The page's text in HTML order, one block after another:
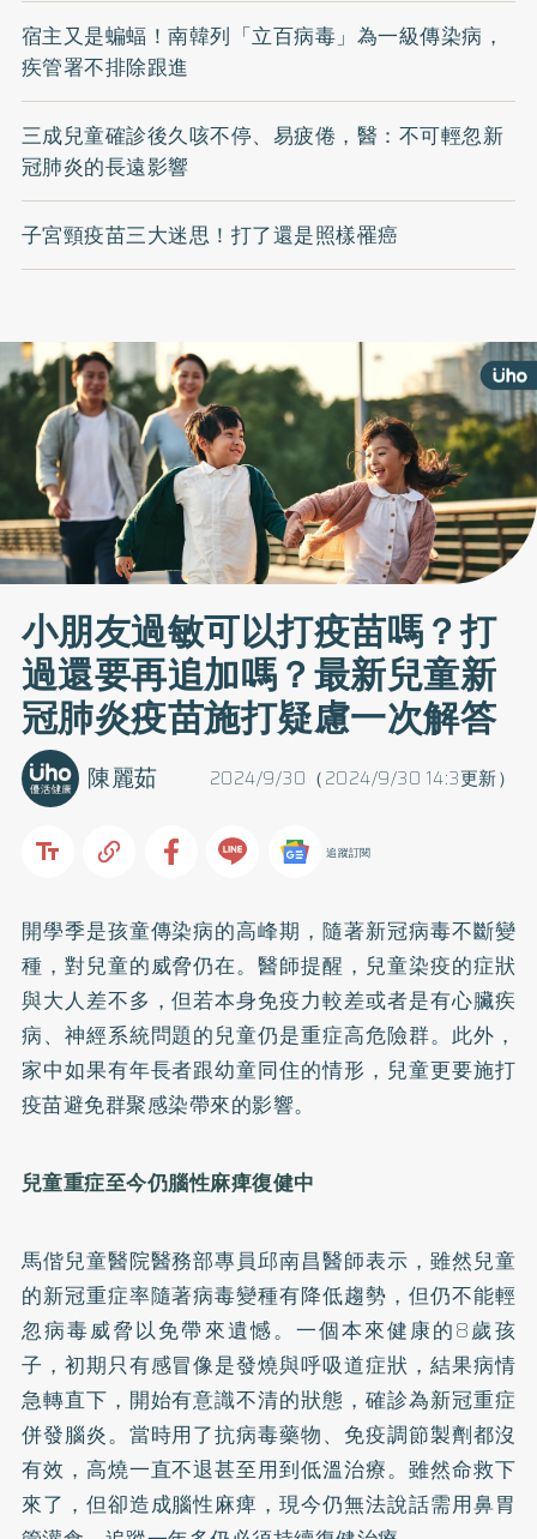
宿主又是蝙蝠！南韓列「立百病毒」為一級傳染病，
疾管署不排除跟進
三成兒童確診後久咳不停、易疲倦，醫：不可輕忽新
冠肺炎的長遠影響
子宮頸疫苗三大迷思！打了還是照樣罹癌
小朋友過敏可以打疫苗嗎？打
過還要再追加嗎？最新兒童新
冠肺炎疫苗施打疑慮一次解答
2024/9/30（2024/9/30 14:3更新）
陳麗茹
追蹤訂閱
開學季是孩童傳染病的高峰期，隨著新冠病毒不斷變
種，對兒童的威脅仍在。醫師提醒，兒童染疫的症狀
與大人差不多，但若本身免疫力較差或者是有心臟疾
病、神經系統問題的兒童仍是重症高危險群。此外，
家中如果有年長者跟幼童同住的情形，兒童更要施打
疫苗避免群聚感染帶來的影響。
兒童重症至今仍腦性麻痺復健中
馬偕兒童醫院醫務部專員邱南昌醫師表示，雖然兒童
的新冠重症率隨著病毒變種有降低趨勢，但仍不能輕
忽病毒威脅以免帶來遺憾。一個本來健康的8歲孩
子，初期只有感冒像是發燒與呼吸道症狀，結果病情
急轉直下，開始有意識不清的狀態，確診為新冠重症
併發腦炎。當時用了抗病毒藥物、免疫調節製劑都沒
有效，高燒一直不退甚至用到低溫治療。雖然命救下
來了，但卻造成腦性麻痺，現今仍無法說話需用鼻胃